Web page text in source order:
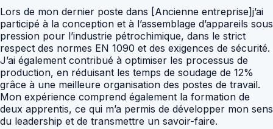
Lors de mon dernier poste dans [Ancienne entreprise]j’ai
participé à la conception et à l’assemblage d’appareils sous
pression pour l’industrie pétrochimique, dans le strict
respect des normes EN 1090 et des exigences de sécurité.
J’ai également contribué à optimiser les processus de
production, en réduisant les temps de soudage de 12%
grâce à une meilleure organisation des postes de travail.
Mon expérience comprend également la formation de
deux apprentis, ce qui m’a permis de développer mon sens
du leadership et de transmettre un savoir-faire.